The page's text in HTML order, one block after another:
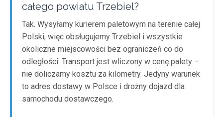
całego powiatu Trzebiel?
Tak. Wysyłamy kurierem paletowym na terenie całej
Polski, więc obsługujemy Trzebiel i wszystkie
okoliczne miejscowości bez ograniczeń co do
odległości. Transport jest wliczony w cenę palety –
nie doliczamy kosztu za kilometry. Jedyny warunek
to adres dostawy w Polsce i drożny dojazd dla
samochodu dostawczego.